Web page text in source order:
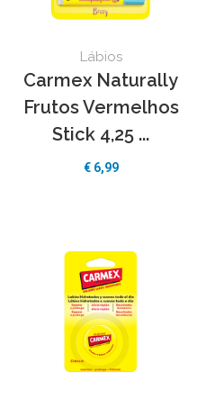
Lábios
Carmex Naturally
Frutos Vermelhos
Stick 4,25 ...
€ 6,99